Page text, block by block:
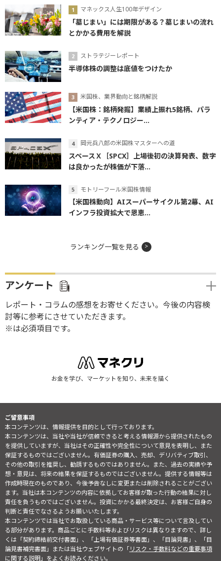
マネックス人生100年デザイン
「墓じまい」には期限がある？墓じまいの流れ
とかかる費用を解説
ストラテジーレポート
半導体株の調整は底値をつけたか
米国株、業界動向と銘柄解説
【米国株：銘柄発掘】業績上振れ5銘柄、パラ
ンティア・テクノロジー...
岡元兵八郎の米国株マスターへの道
スペースＸ［SPCX］上場後初の決算発表、数字
は良かったが株価が下落...
モトリーフール米国株情報
【米国株動向】AIスーパーサイクル第2幕、AI
インフラ投資拡大で恩恵...
ランキング一覧を見る
アンケート
レポート・コラムの感想をお寄せください。今後の内容検
討等に参考にさせていただきます。
※は必須項目です。
お金を学び、マーケットを知り、未来を描く
ご留意事項
本コンテンツは、情報提供を目的として行っております。
本コンテンツは、当社や当社が信頼できると考える情報源から提供されたもの
を提供していますが、当社はその正確性や完全性について意見を表明し、また
保証するものではございません。有価証券の購入、売却、デリバティブ取引、
その他の取引を推奨し、勧誘するものではありません。また、過去の実績や予
想・意見は、将来の結果を保証するものではございません。提供する情報等は
作成時現在のものであり、今後予告なしに変更または削除されることがござい
ます。当社は本コンテンツの内容に依拠してお客様が取った行動の結果に対し
責任を負うものではございません。投資にかかる最終決定は、お客様ご自身の
判断と責任でなさるようお願いいたします。
本コンテンツでは当社でお取扱している商品・サービス等について言及してい
る部分があります。商品ごとに手数料等およびリスクは異なりますので、詳し
くは「契約締結前交付書面」、「上場有価証券等書面」、「目論見書」、「目
論見書補完書面」または当社ウェブサイトの「リスク・手数料などの重要事項
に関する説明」をよくお読みください。